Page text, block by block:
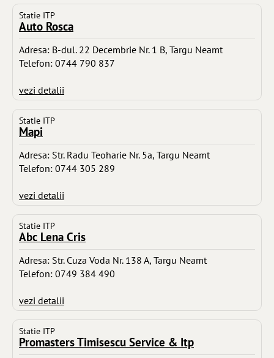
Statie ITP
Auto Rosca
Adresa: B-dul. 22 Decembrie Nr. 1 B, Targu Neamt
Telefon: 0744 790 837
vezi detalii
Statie ITP
Mapi
Adresa: Str. Radu Teoharie Nr. 5a, Targu Neamt
Telefon: 0744 305 289
vezi detalii
Statie ITP
Abc Lena Cris
Adresa: Str. Cuza Voda Nr. 138 A, Targu Neamt
Telefon: 0749 384 490
vezi detalii
Statie ITP
Promasters Timisescu Service & Itp